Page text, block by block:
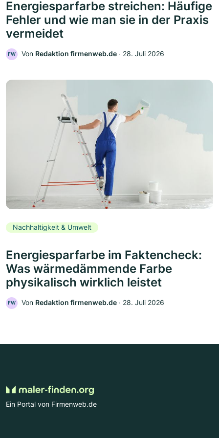
Energiesparfarbe streichen: Häufige
Fehler und wie man sie in der Praxis
vermeidet
FW Von Redaktion firmenweb.de ‧ 28. Juli 2026
Nachhaltigkeit & Umwelt
Energiesparfarbe im Faktencheck:
Was wärmedämmende Farbe
physikalisch wirklich leistet
FW Von Redaktion firmenweb.de ‧ 28. Juli 2026
Ein Portal von Firmenweb.de